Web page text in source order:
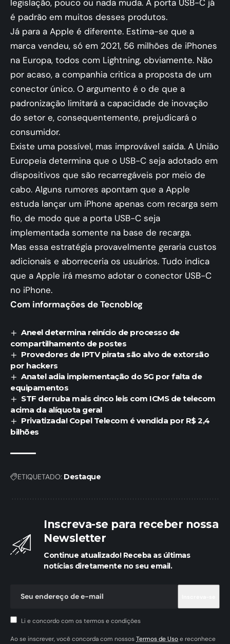
legislação, pouco ou nada muda. A porta USB-C já
é padrão em muitos desses produtos.
Já para a Apple é diferente. Estima-se que a
marca vendeu, só em 2021, 56 milhões de iPhones
na Europa, todos com Lightning, obviamente. Não
por acaso, a companhia critica a proposta de um
conector único. O argumento é o de que a
padronização limitará a capacidade de inovação
do setor e, consequentemente, prejudicará o
consumidor.
Existe uma possível, mas improvável saída. A União
Europeia determina que o USB-C seja adotado em
dispositivos que são recarregáveis por meio de
cabo. Alguns rumores apontam que a Apple
estuda lançar um iPhone apenas com recarga sem
fio, de modo que a porta USB-C seja
implementada somente na base de recarga.
Mas essa estratégia provavelmente geraria custos
adicionais e aborreceria os usuários. Tudo indica
que a Apple irá mesmo adotar o conector USB-C
no iPhone.
Com informações de Tecnoblog
Aneel determina reinício de processo de
compartilhamento de postes
Provedores de IPTV pirata são alvo de extorsão
por hackers
Anatel adia implementação do 5G por falta de
equipamentos
STF derruba mais cinco leis com ICMS de telecom
acima da alíquota geral
Privatizada! Copel Telecom é vendida por R$ 2,4
bilhões
ETIQUETADO: Destaque
Inscreva-se para receber nossa
Newsletter
Continue atualizado! Receba as últimas
notícias diretamente no seu email.
Li e concordo com os termos e condições
Ao se inscrever, você concorda com nossosTermos de Usoe reconhece